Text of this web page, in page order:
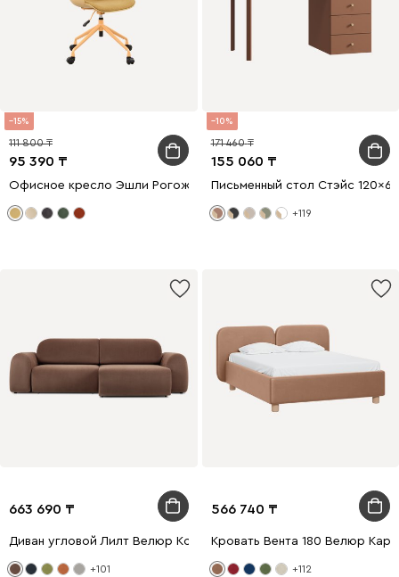
15
95 390
111 800
Офисное кресло Эшли Рогожка Желтый
10
155 060
171 460
Письменный стол Стэйс
+119
663 690
Диван угловой Лилт Велюр Коричневый
+101
566 740
Кровать Вента 180 Велюр
+112